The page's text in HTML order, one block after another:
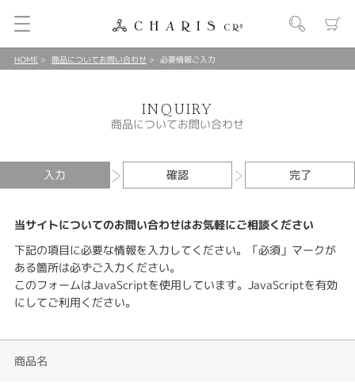
HOME 商品についてお問い合わせ 必要情報ご入力
INQUIRY
商品についてお問い合わせ
入力 確認 完了
当サイトについてのお問い合わせはお気軽にご相談ください
下記の項目に必要な情報を入力してください。「必須」マークが
ある箇所は必ずご入力ください。
このフォームはJavaScriptを使用しています。JavaScriptを有効
にしてご利用ください。
商品名